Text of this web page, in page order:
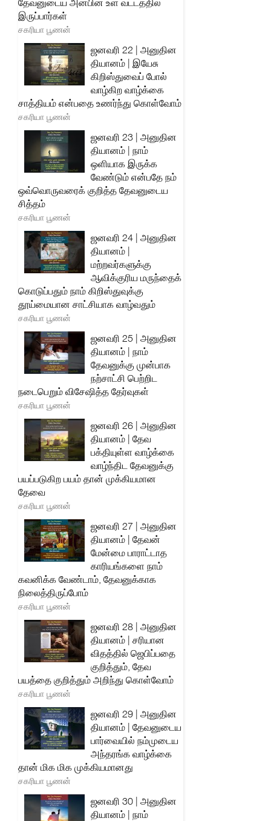
தேவனுடைய அன்பின் உள் வட்டத்தில்
இருப்பார்கள்
சகரியா பூணன்
ஜனவரி 22 | அனுதின
தியானம் | இயேசு
கிறிஸ்துவைப் போல்
வாழ்கிற வாழ்க்கை
சாத்தியம் என்பதை உணர்ந்து கொள்வோம்
சகரியா பூணன்
ஜனவரி 23 | அனுதின
தியானம் | நாம்
ஒளியாக இருக்க
வேண்டும் என்பதே நம்
ஒவ்வொருவரைக் குறித்த தேவனுடைய
சித்தம்
சகரியா பூணன்
ஜனவரி 24 | அனுதின
தியானம் |
மற்றவர்களுக்கு
ஆவிக்குரிய மருந்தைக்
கொடுப்பதும் நாம் கிறிஸ்துவுக்கு
தூய்மையான சாட்சியாக வாழ்வதும்
சகரியா பூணன்
ஜனவரி 25 | அனுதின
தியானம் | நாம்
தேவனுக்கு முன்பாக
நற்சாட்சி பெற்றிட
நடைபெறும் விசேஷித்த தேர்வுகள்
சகரியா பூணன்
ஜனவரி 26 | அனுதின
தியானம் | தேவ
பக்தியுள்ள வாழ்க்கை
வாழ்ந்திட தேவனுக்கு
பயப்படுகிற பயம் தான் முக்கியமான
தேவை
சகரியா பூணன்
ஜனவரி 27 | அனுதின
தியானம் | தேவன்
மேன்மை பாராட்டாத
காரியங்களை நாம்
கவனிக்க வேண்டாம், தேவனுக்காக
நிலைத்திருப்போம்
சகரியா பூணன்
ஜனவரி 28 | அனுதின
தியானம் | சரியான
விதத்தில் ஜெபிப்பதை
குறித்தும், தேவ
பயத்தை குறித்தும் அறிந்து கொள்வோம்
சகரியா பூணன்
ஜனவரி 29 | அனுதின
தியானம் | தேவனுடைய
பார்வையில் நம்முடைய
அந்தரங்க வாழ்க்கை
தான் மிக மிக முக்கியமானது
சகரியா பூணன்
ஜனவரி 30 | அனுதின
தியானம் | நாம்